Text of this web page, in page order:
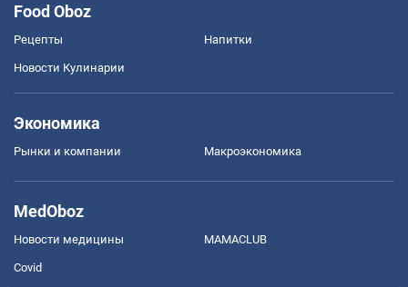
Food Oboz
Рецепты Напитки
Новости Кулинарии
Экономика
Рынки и компании Mакроэкономика
MedOboz
Новости медицины MAMACLUB
Covid